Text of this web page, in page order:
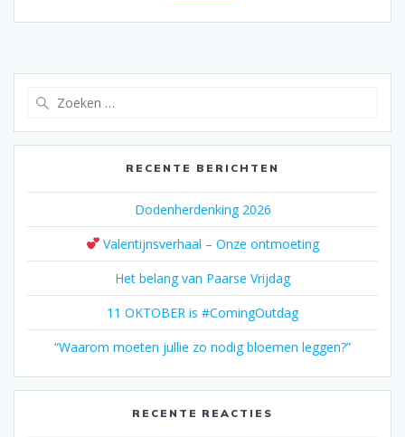
RECENTE BERICHTEN
Dodenherdenking 2026
Valentijnsverhaal – Onze ontmoeting
Het belang van Paarse Vrijdag
11 OKTOBER is #ComingOutdag
“Waarom moeten jullie zo nodig bloemen leggen?”
RECENTE REACTIES